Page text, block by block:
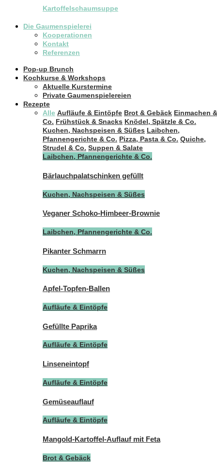
Kartoffelschaumsuppe
Die Gaumenspielerei
Kooperationen
Kontakt
Referenzen
Pop-up Brunch
Kochkurse & Workshops
Aktuelle Kurstermine
Private Gaumenspielereien
Rezepte
Alle Aufläufe & Eintöpfe Brot & Gebäck Einmachen &
Co. Frühstück & Snacks Knödel, Spätzle & Co.
Kuchen, Nachspeisen & Süßes Laibchen,
Pfannengerichte & Co. Pizza, Pasta & Co. Quiche,
Strudel & Co. Suppen & Salate
Laibchen, Pfannengerichte & Co.
Bärlauchpalatschinken gefüllt
Kuchen, Nachspeisen & Süßes
Veganer Schoko-Himbeer-Brownie
Laibchen, Pfannengerichte & Co.
Pikanter Schmarrn
Kuchen, Nachspeisen & Süßes
Apfel-Topfen-Ballen
Aufläufe & Eintöpfe
Gefüllte Paprika
Aufläufe & Eintöpfe
Linseneintopf
Aufläufe & Eintöpfe
Gemüseauflauf
Aufläufe & Eintöpfe
Mangold-Kartoffel-Auflauf mit Feta
Brot & Gebäck